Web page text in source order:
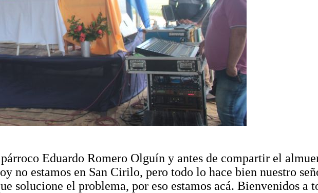
Eduardo Romero Olguín y antes de compartir el
no estamos en San Cirilo, pero todo lo hace bien nuestro
solucione el problema, por eso estamos acá. Bienvenidos a